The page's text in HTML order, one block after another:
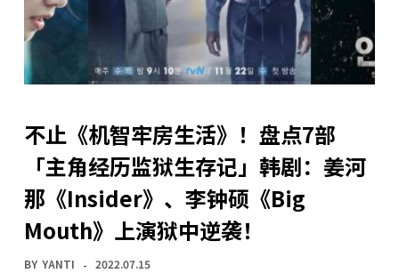
不止《机智牢房生活》！盘点7部
「主角经历监狱生存记」韩剧：姜河
那《Insider》、李钟硕《Big
Mouth》上演狱中逆袭！
BY YANTI 2022.07.15